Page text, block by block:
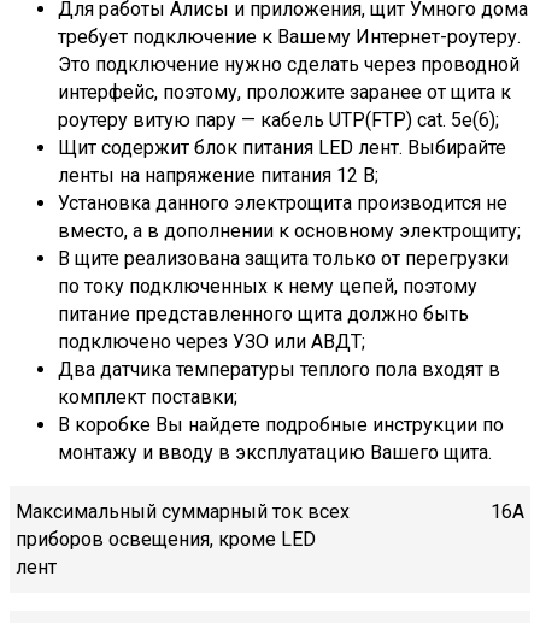
Для работы Алисы и приложения, щит Умного дома
требует подключение к Вашему Интернет-роутеру.
Это подключение нужно сделать через проводной
интерфейс, поэтому, проложите заранее от щита к
роутеру витую пару — кабель UTP(FTP) cat. 5e(6);
Щит содержит блок питания LED лент. Выбирайте
ленты на напряжение питания 12 B;
Установка данного электрощита производится не
вместо, а в дополнении к основному электрощиту;
В щите реализована защита только от перегрузки
по току подключенных к нему цепей, поэтому
питание представленного щита должно быть
подключено через УЗО или АВДТ;
Два датчика температуры теплого пола входят в
комплект поставки;
В коробке Вы найдете подробные инструкции по
монтажу и вводу в эксплуатацию Вашего щита.
Максимальный суммарный ток всех
приборов освещения, кроме LED
лент
16А